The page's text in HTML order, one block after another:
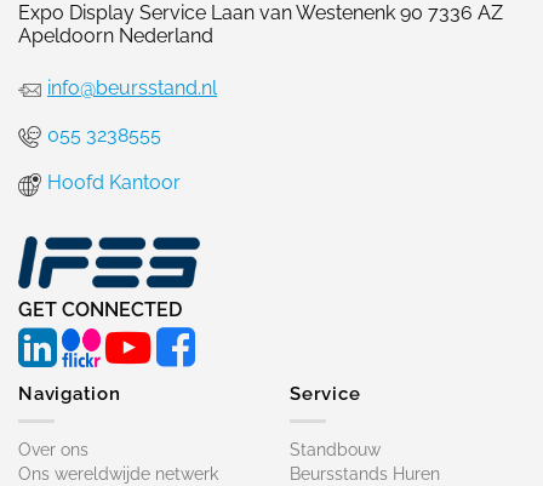
Expo Display Service Laan van Westenenk 90 7336 AZ
Apeldoorn Nederland
info@beursstand.nl
055 3238555
Hoofd Kantoor
GET CONNECTED
Navigation
Over ons
Ons wereldwijde netwerk
Service
Standbouw
Beursstands Huren